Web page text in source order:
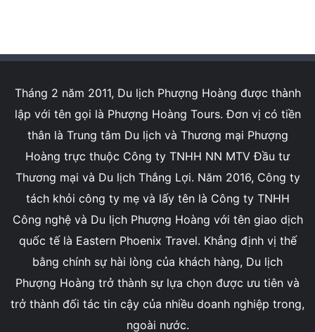
Tháng 2 năm 2011, Du lịch Phượng Hoàng được thành
lập với tên gọi là Phượng Hoàng Tours. Đơn vị có tiền
thân là Trung tâm Du lịch và Thương mại Phượng
Hoàng trực thuộc Công ty TNHH NN MTV Đầu tư
Thương mại và Du lịch Thắng Lợi. Năm 2016, Công ty
tách khỏi công ty mẹ và lấy tên là Công ty TNHH
Công nghệ và Du lịch Phượng Hoàng với tên giao dịch
quốc tế là Eastern Phoenix Travel. Khẳng định vị thế
bằng chính sự hài lòng của khách hàng, Du lịch
Phượng Hoàng trở thành sự lựa chọn được ưu tiên và
trở thành đối tác tin cậy của nhiều doanh nghiệp trong,
ngoài nước.